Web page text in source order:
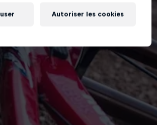
Autoriser les cookies